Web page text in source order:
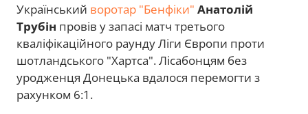
Український воротар "Бенфіки" Анатолій
Трубін провів у запасі матч третього
кваліфікаційного раунду Ліги Європи проти
шотландського "Хартса". Лісабонцям без
уродженця Донецька вдалося перемогти з
рахунком 6:1.